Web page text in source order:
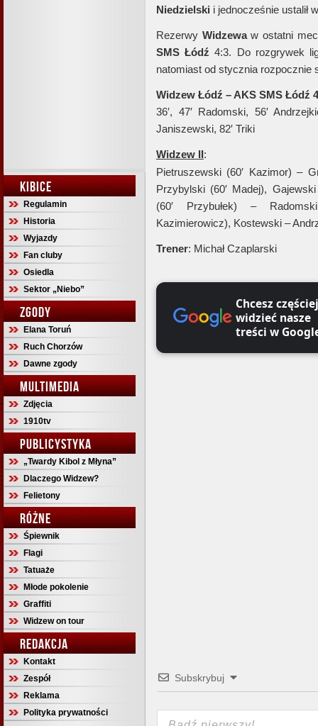
KIBICE
Regulamin
Historia
Wyjazdy
Fan cluby
Osiedla
Sektor „Niebo”
ZGODY
Elana Toruń
Ruch Chorzów
Dawne zgody
MULTIMEDIA
Zdjęcia
1910tv
PUBLICYSTYKA
„Twardy Kibol z Młyna”
Dlaczego Widzew?
Felietony
RÓŻNE
Śpiewnik
Flagi
Tatuaże
Młode pokolenie
Graffiti
Widzew on tour
REDAKCJA
Kontakt
Zespół
Reklama
Polityka prywatności
Niedzielski i jednocześnie ustalił
Rezerwy Widzewaw ostatni
SMS Łódź 4:3. Do rozgrywek
natomiast od stycznia rozpocznie
Widzew Łódź – AKS SMS Łódź
36′, 47′ Radomski, 56′
Janiszewski, 82′ Triki
Widzew II:
Pietruszewski (60′ Kazimor) –
Przybylski (60′ Madej),
(60′ Przybułek) –
Kazimierowicz), Kostewski –
Trener: Michał Czaplarski
Chcesz częściej
widzieć nasze
treści w
Subskrybuj